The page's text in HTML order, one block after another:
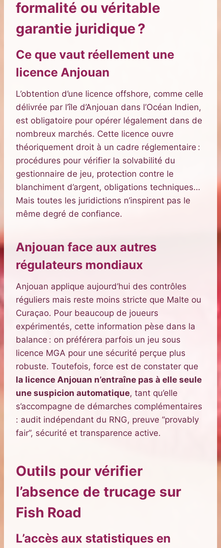
formalité ou véritable
garantie juridique ?
Ce que vaut réellement une
licence Anjouan
L’obtention d’une licence offshore, comme celle
délivrée par l’île d’Anjouan dans l’Océan Indien,
est obligatoire pour opérer légalement dans de
nombreux marchés. Cette licence ouvre
théoriquement droit à un cadre réglementaire :
procédures pour vérifier la solvabilité du
gestionnaire de jeu, protection contre le
blanchiment d’argent, obligations techniques…
Mais toutes les juridictions n’inspirent pas le
même degré de confiance.
Anjouan face aux autres
régulateurs mondiaux
Anjouan applique aujourd’hui des contrôles
réguliers mais reste moins stricte que Malte ou
Curaçao. Pour beaucoup de joueurs
expérimentés, cette information pèse dans la
balance : on préférera parfois un jeu sous
licence MGA pour une sécurité perçue plus
robuste. Toutefois, force est de constater que
la licence Anjouan n’entraîne pas à elle seule
une suspicion automatique, tant qu’elle
s’accompagne de démarches complémentaires
: audit indépendant du RNG, preuve “provably
fair”, sécurité et transparence active.
Outils pour vérifier
l’absence de trucage sur
Fish Road
L’accès aux statistiques en